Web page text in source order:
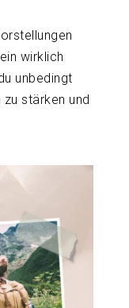
wirklich
unbedingt
stärken und